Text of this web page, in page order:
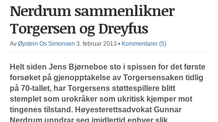
Nerdrum sammenlikner
Torgersen og Dreyfus
Av Øystein Os Simonsen 3. februar 2013 • Kommentarer (5)
Helt siden Jens Bjørneboe sto i spissen for det første
forsøket på gjenopptakelse av Torgersensaken tidlig
på 70-tallet, har Torgersens støttespillere blitt
stemplet som urokråker som ukritisk kjemper mot
tingenes tilstand. Høyesterettsadvokat Gunnar
Nerdrum unndrar seg imidlertid enhver slik